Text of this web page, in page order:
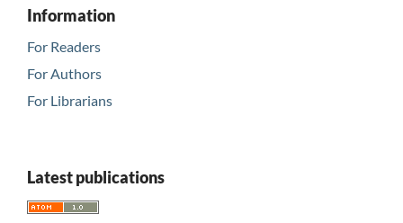
Information
For Readers
For Authors
For Librarians
Latest publications